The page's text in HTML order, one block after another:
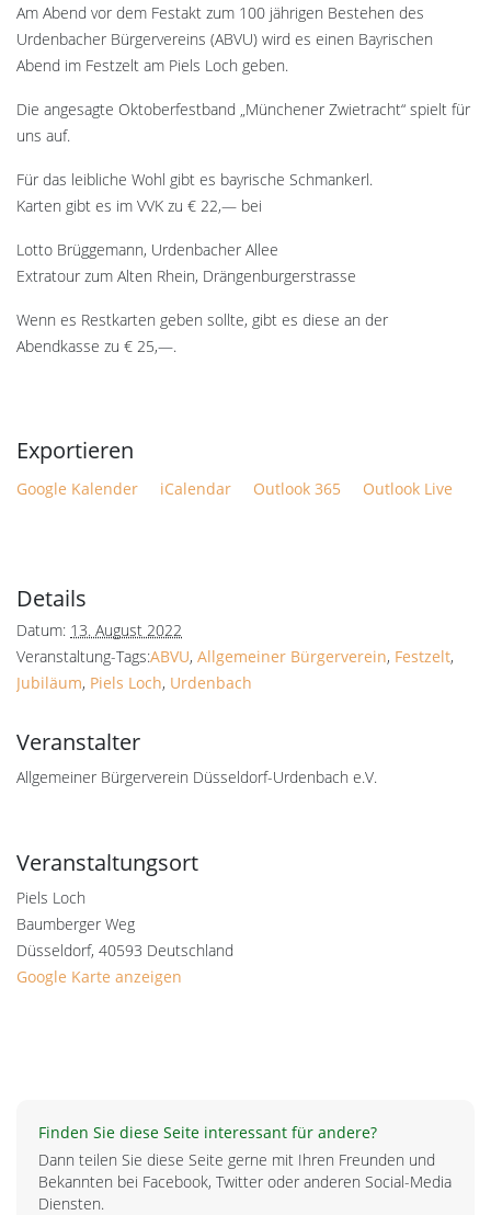
Am Abend vor dem Festakt zum 100 jährigen Bestehen des
Urdenbacher Bürgervereins (ABVU) wird es einen Bayrischen
Abend im Festzelt am Piels Loch geben.
Die angesagte Oktoberfestband „Münchener Zwietracht“ spielt für
uns auf.
Für das leibliche Wohl gibt es bayrische Schmankerl.
Karten gibt es im VVK zu € 22,— bei
Lotto Brüggemann, Urdenbacher Allee
Extratour zum Alten Rhein, Drängenburgerstrasse
Wenn es Restkarten geben sollte, gibt es diese an der
Abendkasse zu € 25,—.
Google Kalender iCalendar Outlook 365 Outlook Live
Details
Datum: 13. August 2022
Veranstaltung-Tags:ABVU, Allgemeiner Bürgerverein, Festzelt,
Jubiläum, Piels Loch, Urdenbach
Veranstalter
Allgemeiner Bürgerverein Düsseldorf-Urdenbach e.V.
Veranstaltungsort
Piels Loch
Baumberger Weg
Düsseldorf, 40593 Deutschland
Google Karte anzeigen
Finden Sie diese Seite interessant für andere?
Dann teilen Sie diese Seite gerne mit Ihren Freunden und
Bekannten bei Facebook, Twitter oder anderen Social-Media
Diensten.